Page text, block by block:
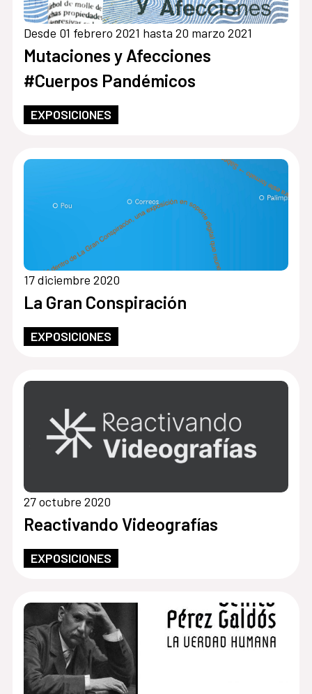
Desde 01 febrero 2021 hasta 20 marzo 2021
Mutaciones y Afecciones
#Cuerpos Pandémicos
EXPOSICIONES
17 diciembre 2020
La Gran Conspiración
EXPOSICIONES
27 octubre 2020
Reactivando Videografías
EXPOSICIONES